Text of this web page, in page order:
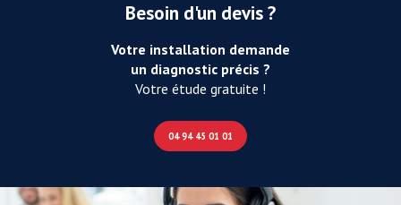
Besoin d'un devis ?
Votre installation demande
un diagnostic précis ?
Votre étude gratuite !
04 94 45 01 01